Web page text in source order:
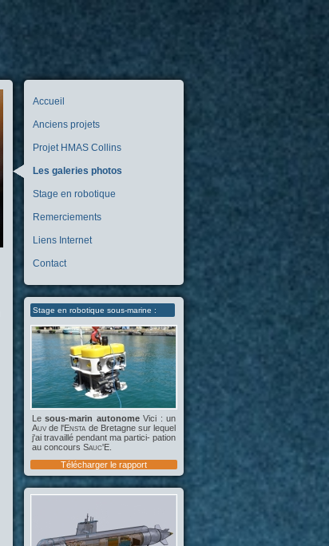
Accueil
Anciens projets
Projet HMAS Collins
Les galeries photos
Stage en robotique
Remerciements
Liens Internet
Contact
Stage en robotique sous-marine :
Lesous-marin autonomeVici : un
Auv de l'Ensta de Bretagne sur lequel
j'ai travaillé pendant ma partici- pation
au concours Sauc'E
Télécharger le rapport